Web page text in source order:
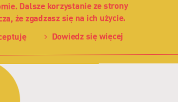
Dalsze korzystanie ze strony
że zgadzasz się na ich użycie.
Dowiedz się więcej
GrzegorzFeluś
Aktor